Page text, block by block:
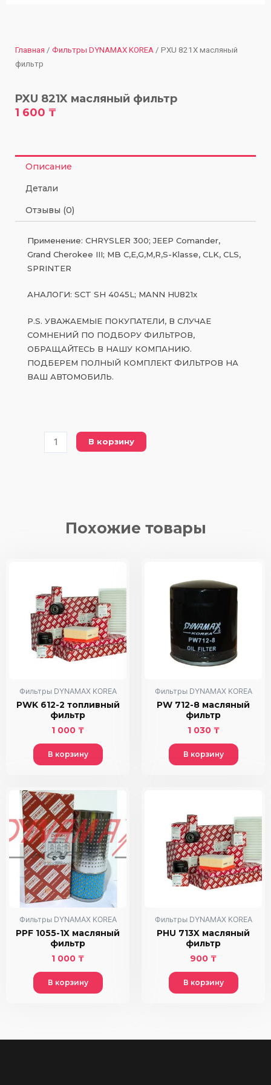
Главная / Фильтры DYNAMAX KOREA / PXU 821X масляный
фильтр
PXU 821X масляный фильтр
1 600 ₸
Описание
Детали
Отзывы (0)
Применение: CHRYSLER 300; JEEP Comander,
Grand Cherokee III; MB C,E,G,M,R,S-Klasse, CLK, CLS,
SPRINTER
АНАЛОГИ: SCT SH 4045L; MANN HU821x
P.S. УВАЖАЕМЫЕ ПОКУПАТЕЛИ, В СЛУЧАЕ
СОМНЕНИЙ ПО ПОДБОРУ ФИЛЬТРОВ,
ОБРАЩАЙТЕСЬ В НАШУ КОМПАНИЮ.
ПОДБЕРЕМ ПОЛНЫЙ КОМПЛЕКТ ФИЛЬТРОВ НА
ВАШ АВТОМОБИЛЬ.
Количество
товара
В корзину
Похожие товары
Фильтры DYNAMAX KOREA
PWK 612-2 топливный
фильтр
1 000 ₸
В корзину
Фильтры DYNAMAX KOREA
PW 712-8 масляный
фильтр
1 030 ₸
В корзину
Фильтры DYNAMAX KOREA
PPF 1055-1X масляный
фильтр
1 000 ₸
В корзину
Фильтры DYNAMAX KOREA
PHU 713X масляный
фильтр
900 ₸
В корзину